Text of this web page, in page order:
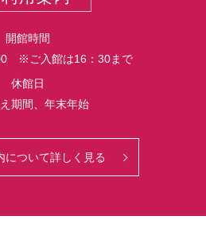
開館時間
※ご入館は16：30まで
休館日
期間、年末年始
について詳しく見る